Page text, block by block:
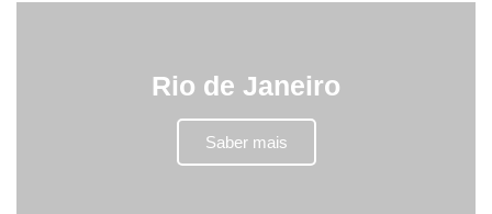
Rio de Janeiro
Saber mais